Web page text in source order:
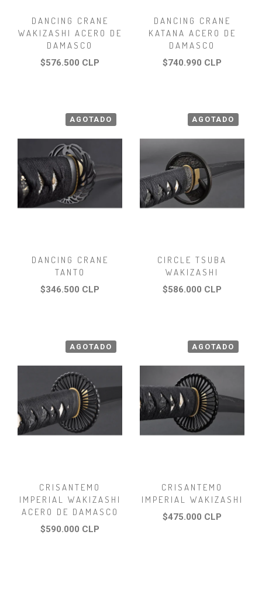
DANCING CRANE
WAKIZASHI ACERO DE
DAMASCO
$576.500 CLP
DANCING CRANE
KATANA ACERO DE
DAMASCO
$740.990 CLP
AGOTADO
DANCING CRANE
TANTO
$346.500 CLP
AGOTADO
CIRCLE TSUBA
WAKIZASHI
$586.000 CLP
AGOTADO
CRISANTEMO
IMPERIAL WAKIZASHI
ACERO DE DAMASCO
$590.000 CLP
AGOTADO
CRISANTEMO
IMPERIAL WAKIZASHI
$475.000 CLP